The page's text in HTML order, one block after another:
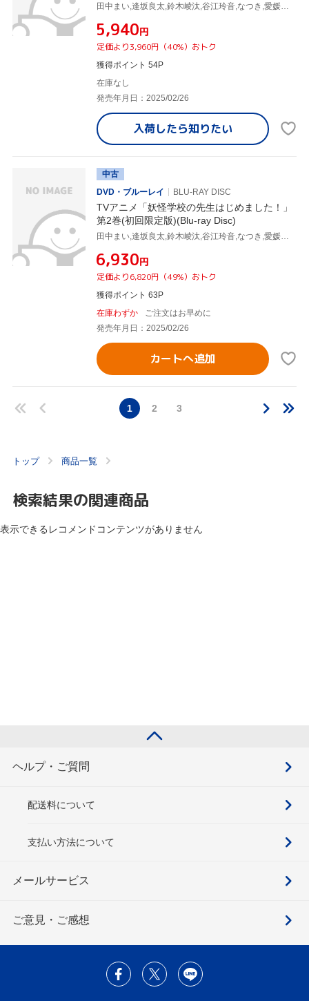
田中まい,逢坂良太,鈴木崚汰,谷江玲音,なつき,愛媛須田子,濱口漠,稲福高廣
¥5,940円
定価より3,960円（40%）おトク
獲得ポイント 54P
在庫なし
発売年月日：2025/02/26
入荷したら知りたい
中古
DVD・ブルーレイ
BLU-RAY DISC
TVアニメ「妖怪学校の先生はじめました！」
第2巻(初回限定版)(Blu-ray Disc)
田中まい,逢坂良太,鈴木崚汰,谷江玲音,なつき,愛媛須田子,濱口漠,稲福高廣
¥6,930円
定価より6,820円（49%）おトク
獲得ポイント 63P
在庫わずか
ご注文はお早めに
発売年月日：2025/02/26
カートへ追加
1 2 3
トップ 商品一覧
検索結果の関連商品
表示できるレコメンドコンテンツがありません
ヘルプ・ご質問
配送料について
支払い方法について
メールサービス
ご意見・ご感想